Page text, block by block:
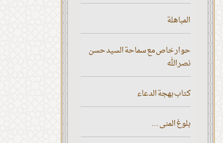
المباهلة
حوار خاص مع سماحة السيد حسن
نصر الله
كتاب بهجة الدعاء
بلوغ المنى ...